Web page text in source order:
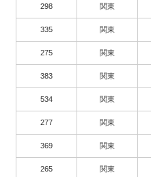
298 関東
335 関東
275 関東
383 関東
534 関東
277 関東
369 関東
265 関東